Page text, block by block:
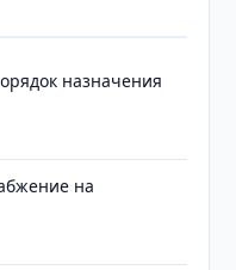
назначения
на